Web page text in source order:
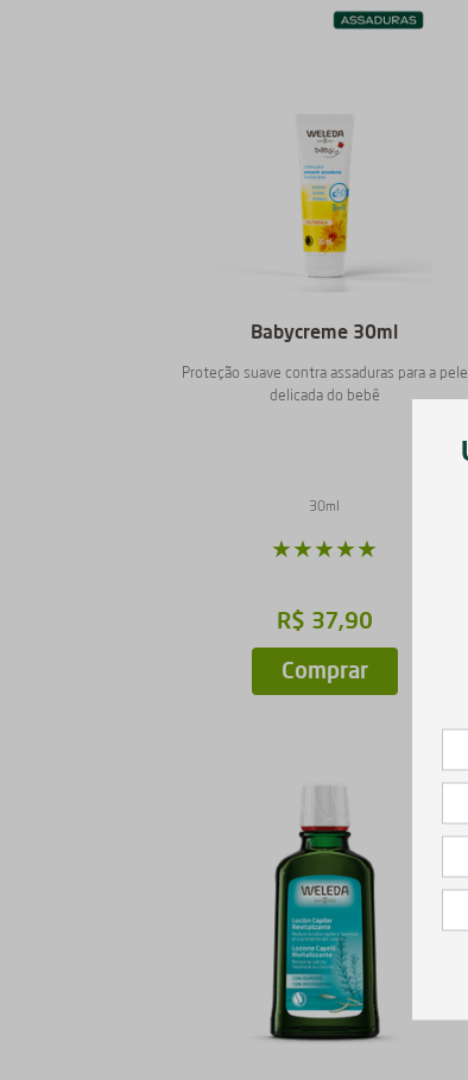
Babycreme 30ml
Proteção suave contra assaduras para a pele
delicada do bebê
30ml
★★★★★
R$ 37,90
Comprar